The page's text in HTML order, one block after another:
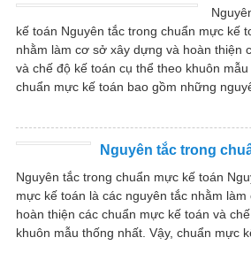
kế toán Nguyên tắc trong chuẩn mực kế
nhằm làm cơ sở xây dựng và hoàn thiện
và chế độ kế toán cụ thể theo khuôn mẫu
chuẩn mực kế toán bao gồm những
Nguyên tắc trong
Nguyên tắc trong chuẩn mực kế toán
mực kế toán là các nguyên tắc nhằm
hoàn thiện các chuẩn mực kế toán và
khuôn mẫu thống nhất. Vậy, chuẩn mực